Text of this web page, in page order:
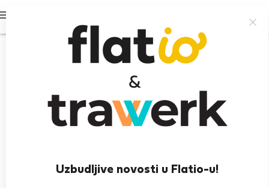
Uzbudljive novosti u Flatio-u!